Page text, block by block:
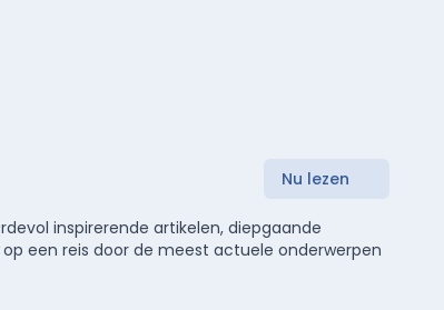
Nu lezen
inspirerende artikelen, diepgaande
een reis door de meest actuele onderwerpen